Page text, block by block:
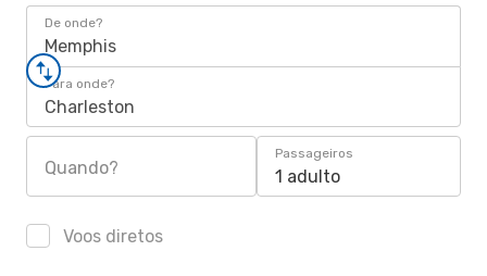
De onde?
Memphis
Para onde?
Charleston
Quando?
Passageiros
1 adulto
Voos diretos